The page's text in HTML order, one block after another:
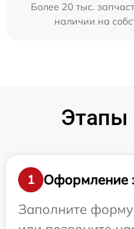
Более 20 тыс.
наличии на
Этапы
1
Оформление
Заполните